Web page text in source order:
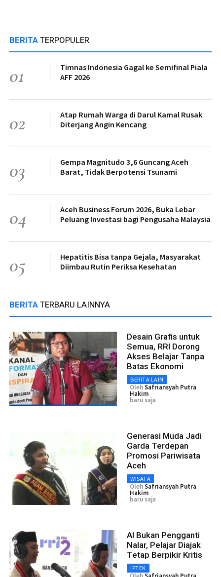
BERITA TERPOPULER
01
Timnas Indonesia Gagal ke Semifinal Piala
AFF 2026
02
Atap Rumah Warga di Darul Kamal Rusak
Diterjang Angin Kencang
03
Gempa Magnitudo 3,6 Guncang Aceh
Barat, Tidak Berpotensi Tsunami
04
Aceh Business Forum 2026, Buka Lebar
Peluang Investasi bagi Pengusaha Malaysia
05
Hepatitis Bisa tanpa Gejala, Masyarakat
Diimbau Rutin Periksa Kesehatan
BERITA TERBARU LAINNYA
Desain Grafis untuk
Semua, RRI Dorong
Akses Belajar Tanpa
Batas Ekonomi
BERITA LAIN
OlehSafriansyah Putra
Hakim
baru saja
Generasi Muda Jadi
Garda Terdepan
Promosi Pariwisata
Aceh
WISATA
OlehSafriansyah Putra
Hakim
baru saja
AI Bukan Pengganti
Nalar, Pelajar Diajak
Tetap Berpikir Kritis
IPTEK